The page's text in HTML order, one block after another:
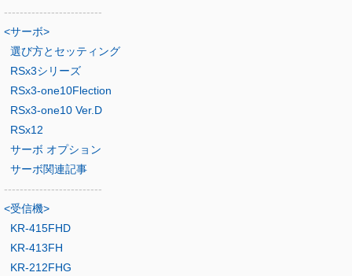
-------------------------
<サーボ>
選び方とセッティング
RSx3シリーズ
RSx3-one10Flection
RSx3-one10 Ver.D
RSx12
サーボ オプション
サーボ関連記事
-------------------------
<受信機>
KR-415FHD
KR-413FH
KR-212FHG